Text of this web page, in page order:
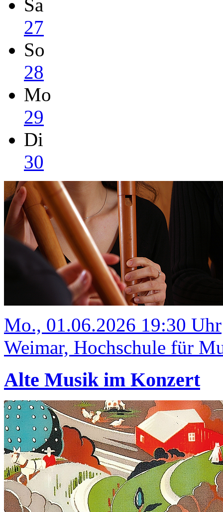
Sa
27
So
28
Mo
29
Di
30
Mo., 01.06.2026 19:30 Uhr
Weimar, Hochschule für
Alte Musik im Konzert